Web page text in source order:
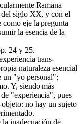
Ramana
del siglo XX, y con el
como eje la pregunta
la esencia de la
24 y 25.
trans-
naturaleza esencial
un "yo personal";
Y, siendo más
"experiencia", pues
no hay un sujeto
la inadecuación de